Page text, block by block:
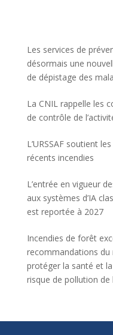
Les services de
désormais une
de dépistage des
La CNIL rappelle les
de contrôle de
L’URSSAF soutient
récents incendies
L’entrée en vigueur
aux systèmes d’IA
est reportée à 2027
Incendies de forêt
recommandations du
protéger la santé et
risque de pollution de